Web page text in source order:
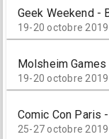
Geek Weekend -
19-20 octobre 2019
Molsheim
19-20 octobre 2019
Comic Con Paris
25-27 octobre 2019